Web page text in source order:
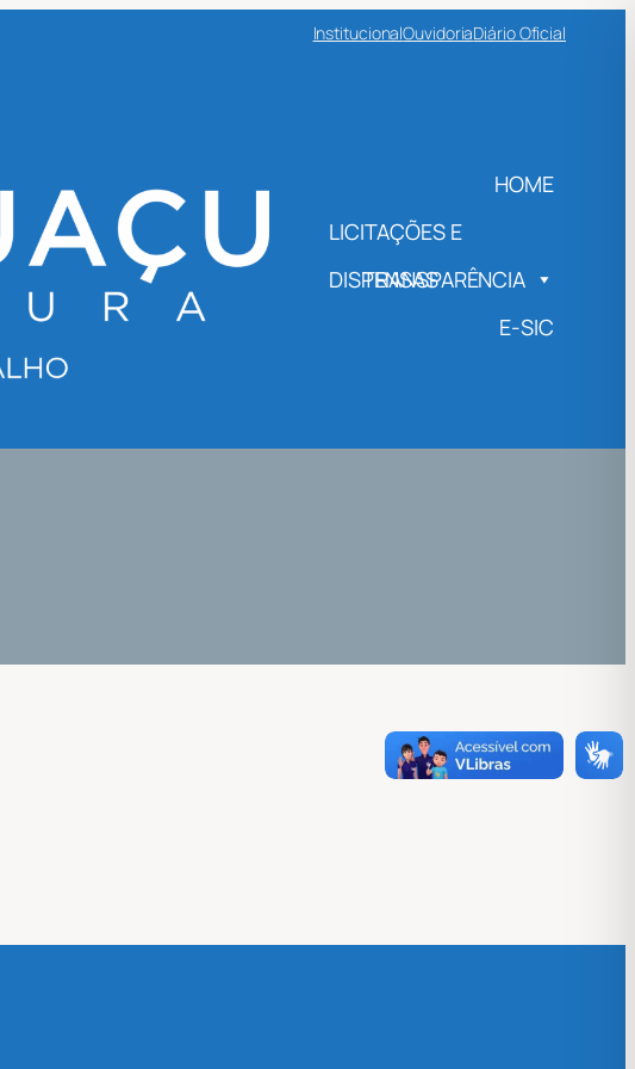
InstitucionalOuvidoriaDiário Oficial
HOME
LICITAÇÕES E
DISPENSAS
TRANSPARÊNCIA
E-SIC